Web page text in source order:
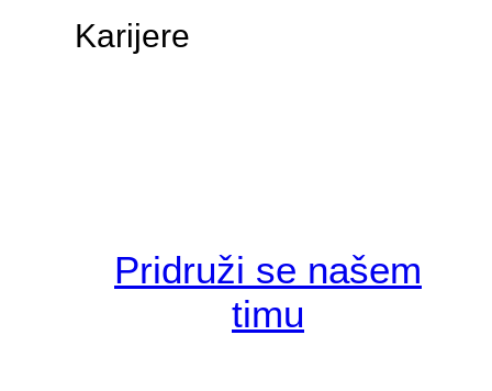
Karijere
Pridruži se našem
timu